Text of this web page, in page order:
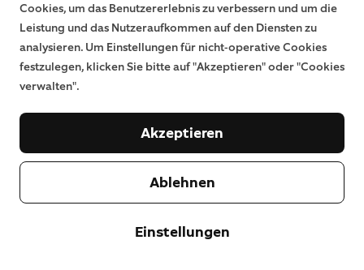
Cookies, um das Benutzererlebnis zu verbessern und um die
Leistung und das Nutzeraufkommen auf den Diensten zu
analysieren. Um Einstellungen für nicht-operative Cookies
festzulegen, klicken Sie bitte auf "Akzeptieren" oder "Cookies
verwalten".
Einstellungen
Ablehnen
Akzeptieren